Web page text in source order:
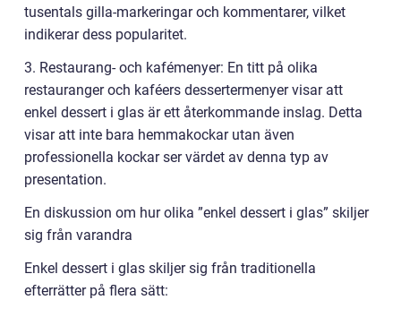
tusentals gilla-markeringar och kommentarer, vilket
indikerar dess popularitet.
3. Restaurang- och kafémenyer: En titt på olika
restauranger och kaféers dessertermenyer visar att
enkel dessert i glas är ett återkommande inslag. Detta
visar att inte bara hemmakockar utan även
professionella kockar ser värdet av denna typ av
presentation.
En diskussion om hur olika ”enkel dessert i glas” skiljer
sig från varandra
Enkel dessert i glas skiljer sig från traditionella
efterrätter på flera sätt: